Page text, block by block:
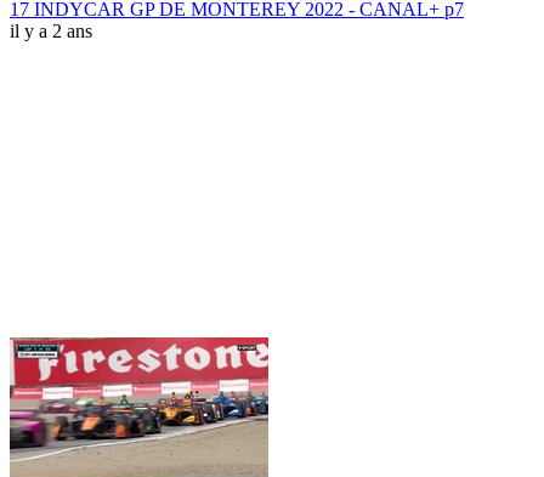
17 INDYCAR GP DE MONTEREY 2022 - CANAL+ p7
il y a 2 ans